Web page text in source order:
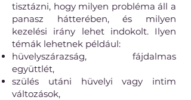
tisztázni, hogy milyen probléma áll a
panasz hátterében, és milyen
kezelési irány lehet indokolt. Ilyen
témák lehetnek például:
hüvelyszárazság, fájdalmas
együttlét,
szülés utáni hüvelyi vagy intim
változások,